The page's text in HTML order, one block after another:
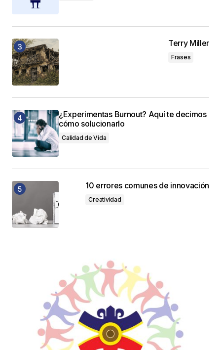
Terry Miller
Frases
¿Experimentas Burnout? Aquí te decimos
cómo solucionarlo
Calidad de Vida
10 errores comunes de innovación
Creatividad